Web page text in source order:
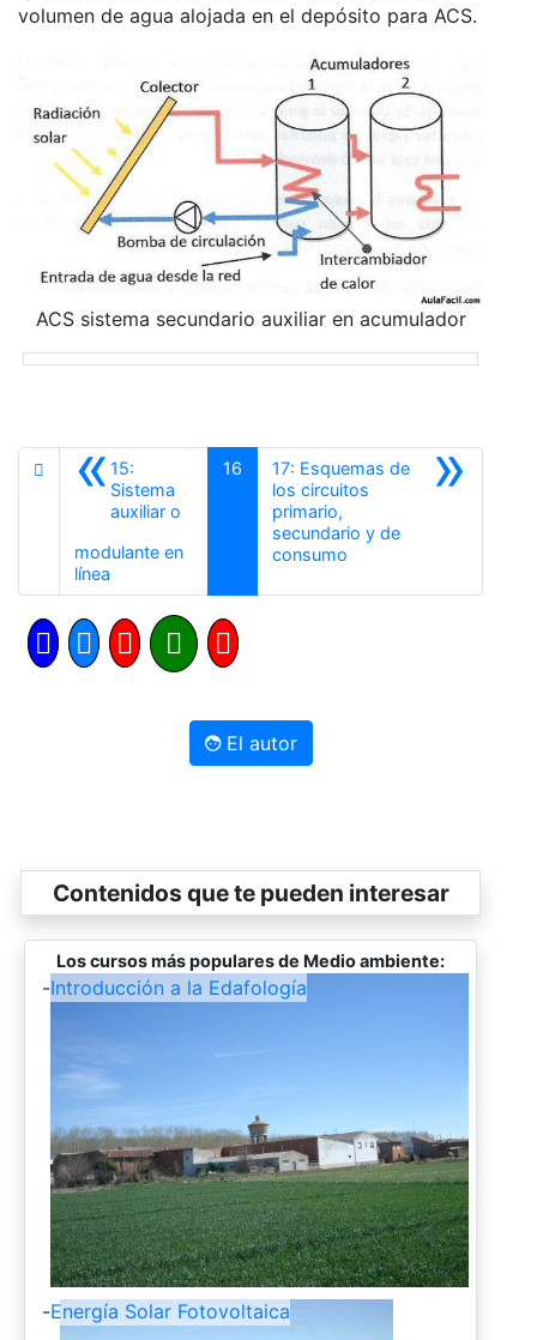
volumen de agua alojada en el depósito para ACS.
ACS sistema secundario auxiliar en acumulador
«15:
Sistema
auxiliar o
modulante en
línea
16 »
17: Esquemas de
los circuitos
primario,
secundario y de
consumoSiguiente
El autor
Contenidos que te pueden interesar
Los cursos más populares de Medio ambiente:
-Introducción a la Edafología
-Energía Solar Fotovoltaica